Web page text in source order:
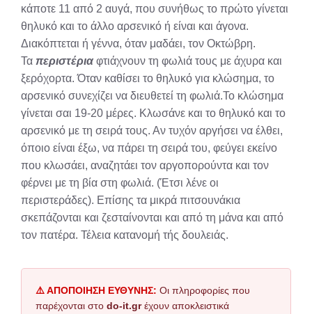
κάποτε 11 από 2 αυγά, που συνήθως το πρώτο γίνεται
θηλυκό και το άλλο αρσενικό ή είναι και άγονα.
Διακόπτεται ή γέννα, όταν μαδάει, τον Οκτώβρη.
Τα περιστέριαφτιάχνουν τη φωλιά τους με άχυρα και
ξερόχορτα. Όταν καθίσει το θηλυκό για κλώσημα, το
αρσενικό συνεχίζει να διευθετεί τη φωλιά.Το κλώσημα
γίνεται σαι 19-20 μέρες. Κλωσάνε και το θηλυκό και το
αρσενικό με τη σειρά τους. Αν τυχόν αργήσει να έλθει,
όποιο είναι έξω, να πάρει τη σειρά του, φεύγει εκείνο
που κλωσάει, αναζητάει τον αργοπορούντα και τον
φέρνει με τη βία στη φωλιά. (Έτσι λένε οι
περιστεράδες). Επίσης τα μικρά πιτσουνάκια
σκεπάζονται και ζεσταίνονται και από τη μάνα και από
τον πατέρα. Τέλεια κατανομή τής δουλειάς.
⚠️ ΑΠΟΠΟΙΗΣΗ ΕΥΘΥΝΗΣ: Οι πληροφορίες που
παρέχονται στο do-it.grέχουν αποκλειστικά